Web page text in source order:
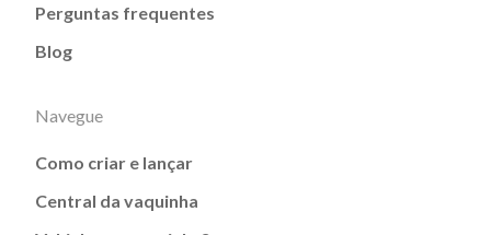
Perguntas frequentes
Blog
Navegue
Como criar e lançar
Central da vaquinha